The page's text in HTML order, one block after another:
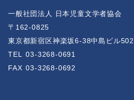
一般社団法人 日本児童文学者協会
〒162-0825
東京都新宿区神楽坂6-38中島ビル502
TEL
03-3268-0691
FAX 03-3268-0692